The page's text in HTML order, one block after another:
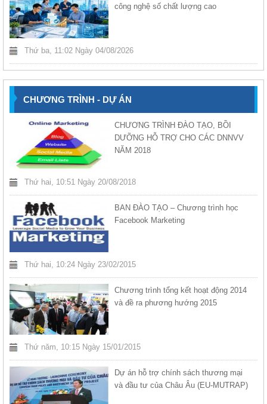
công nghệ số chất lượng cao
Thứ ba, 11:02 Ngày 04/08/2026
CHƯƠNG TRÌNH - DỰ ÁN
CHƯƠNG TRÌNH ĐÀO TẠO, BỒI
DƯỠNG HỖ TRỢ CHO CÁC DNNVV
NĂM 2018
Thứ hai, 10:51 Ngày 20/08/2018
BAN ĐÀO TẠO – Chương trình học
Facebook Marketing
Thứ hai, 10:24 Ngày 23/02/2015
Chương trình tổng kết hoạt động 2014
và đề ra phương hướng 2015
Thứ năm, 10:15 Ngày 15/01/2015
Dự án hỗ trợ chính sách thương mại
và đầu tư của Châu Âu (EU-MUTRAP)